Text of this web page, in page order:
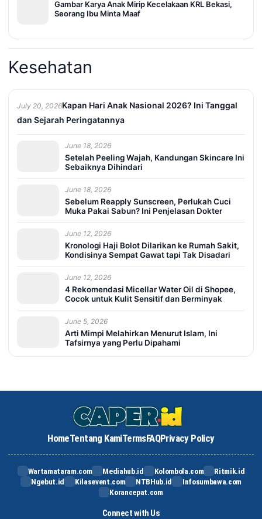
Gambar Karya Anak Mirip Kecelakaan KRL Bekasi,
Seorang Ibu Minta Maaf
Kesehatan
July 20, 2026Kapan Hari Anak Nasional 2026? Ini Tanggal
dan Sejarah Peringatannya
June 18, 2026
Setelah Peeling Wajah, Kandungan Skincare Ini
Sebaiknya Dihindari
June 18, 2026
Sebelum Reapply Sunscreen, Perlukah Cuci
Muka Pakai Sabun? Ini Penjelasan Dokter
June 12, 2026
Kronologi Haji Bolot Dilarikan ke Rumah Sakit,
Kondisinya Sempat Gawat tapi Tak Disadari
June 12, 2026
4 Rekomendasi Micellar Water Oil di Shopee,
Cocok untuk Kulit Sensitif dan Berminyak
June 5, 2026
Arti Mimpi Melahirkan Menurut Islam, Ini
Tafsirnya yang Perlu Dipahami
HomeTentang KamiTermsFAQPrivacy Policy
Wartamataram.com Mediahub.id Kolombola.com
Ritmik.id
Ngebut.id
Kilasevent.com NTBHub.id
Infosumbawa.com
Korancepat.com
Connect with Us